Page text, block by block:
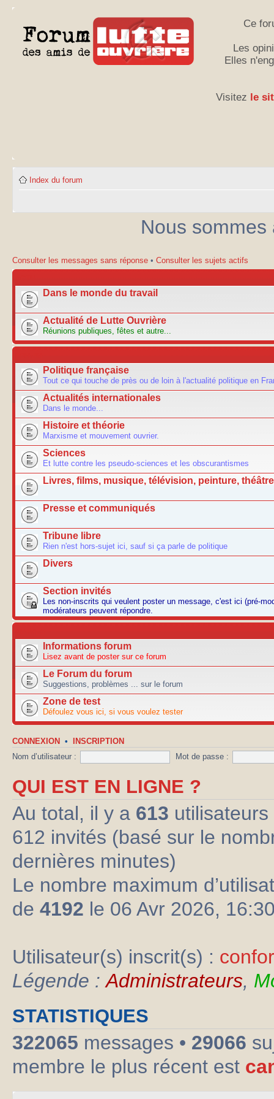
Ce
Les
Elles
Visitez le
Index du forum
Nous
Consulter les messages sans réponse • Consulter les sujets actifs
Dans le monde du travail
Actualité de Lutte Ouvrière
Réunions publiques, fêtes et autre...
Politique française
Tout ce qui touche de près ou de loin à l'actualité politique en
Actualités internationales
Dans le monde...
Histoire et théorie
Marxisme et mouvement ouvrier.
Sciences
Et lutte contre les pseudo-sciences et les obscurantismes
Livres, films, musique, télévision, peinture,
Presse et communiqués
Tribune libre
Rien n'est hors-sujet ici, sauf si ça parle de politique
Divers
Section invités
Les non-inscrits qui veulent poster un message, c'est ici (pré-
modérateurs peuvent répondre.
Informations forum
Lisez avant de poster sur ce forum
Le Forum du forum
Suggestions, problèmes ... sur le forum
Zone de test
Défoulez vous ici, si vous voulez tester
CONNEXION • INSCRIPTION
Nom d’utilisateur : Mot de passe :
QUI EST EN LIGNE ?
Au total, il y a 613
612 invités (basé sur le
dernières minutes)
Le nombre maximum
de 4192 le 06 Avr 2026,
Utilisateur(s) inscrit(s) :
Légende :Administrateurs,
STATISTIQUES
322065 messages • 29066
membre le plus récent est